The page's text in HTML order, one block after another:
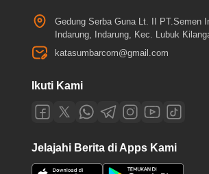
Gedung Serba Guna Lt. II PT.Semen
Indarung, Indarung, Kec. Lubuk
katasumbarcom@gmail.com
Ikuti Kami
Jelajahi Berita di Apps Kami